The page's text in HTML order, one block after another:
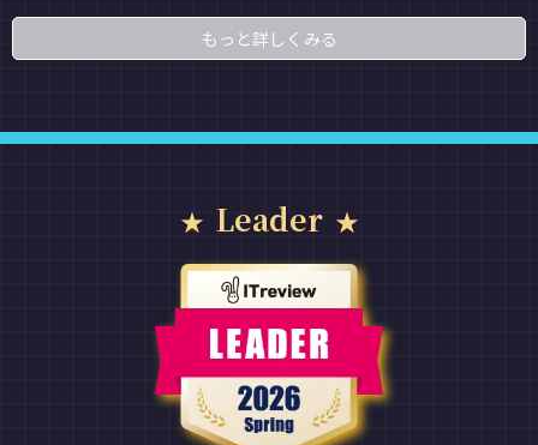
もっと詳しくみる
Leader